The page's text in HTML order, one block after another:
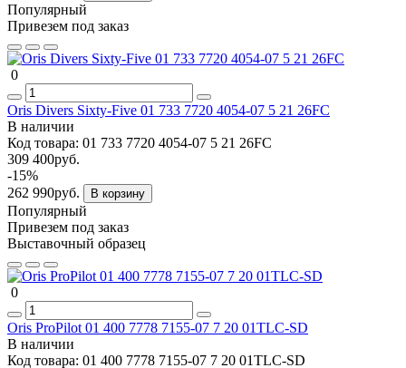
Популярный
Привезем под заказ
0
Oris Divers Sixty-Five 01 733 7720 4054-07 5 21 26FC
В наличии
Код товара: 01 733 7720 4054-07 5 21 26FC
309 400руб.
-15%
262 990руб.
В корзину
Популярный
Привезем под заказ
Выставочный образец
0
Oris ProPilot 01 400 7778 7155-07 7 20 01TLC-SD
В наличии
Код товара: 01 400 7778 7155-07 7 20 01TLC-SD